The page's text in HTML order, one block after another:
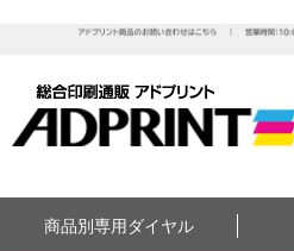
商品別専用ダイヤル